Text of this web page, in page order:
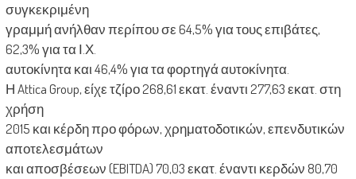
συγκεκριμένη
γραμμή ανήλθαν περίπου σε 64,5% για τους επιβάτες,
62,3% για τα Ι.Χ.
αυτοκίνητα και 46,4% για τα φορτηγά αυτοκίνητα.
Η Attica Group, είχε τζίρο 268,61 εκατ. έναντι 277,63 εκατ. στη
χρήση
2015 και κέρδη προ φόρων, χρηματοδοτικών, επενδυτικών
αποτελεσμάτων
και αποσβέσεων (EBITDA) 70,03 εκατ. έναντι κερδών 80,70